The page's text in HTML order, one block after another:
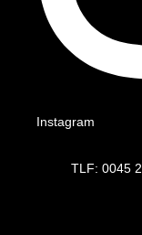
Instagram
TLF: 0045